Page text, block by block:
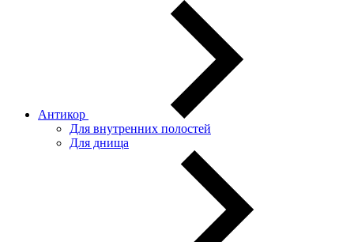
Антикор
Для внутренних полостей
Для днища